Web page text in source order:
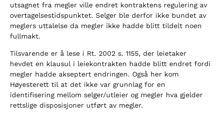
utsagnet fra megler ville endret kontraktens regulering av
overtagelsestidspunktet. Selger ble derfor ikke bundet av
meglers uttalelse da megler ikke hadde blitt tildelt noen
fullmakt.
Tilsvarende er å lese i Rt. 2002 s. 1155, der leietaker
hevdet en klausul i leiekontrakten hadde blitt endret fordi
megler hadde akseptert endringen. Også her kom
Høyesterett til at det ikke var grunnlag for en
identifisering mellom selger/utleier og megler hva gjelder
rettslige disposisjoner utført av megler.